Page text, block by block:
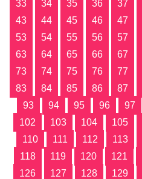
33
34 35 36 37
43
44 45 46 47
53
54 55 56 57
63
64 65 66 67
73
74 75 76 77
83
84 85 86 87
93
94 95 96 97
102
103 104 105
110
111 112 113
118
119 120 121
126
127 128 129